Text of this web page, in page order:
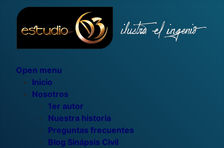
Open menu
Inicio
Nosotros
1er autor
Nuestra historia
Preguntas frecuentes
Blog Sinápsis Civil